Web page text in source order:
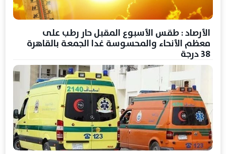
الأرصاد : طقس الأسبوع المقبل حار رطب على
معظم الأنحاء والمحسوسة غدا الجمعة بالقاهرة
38 درجة